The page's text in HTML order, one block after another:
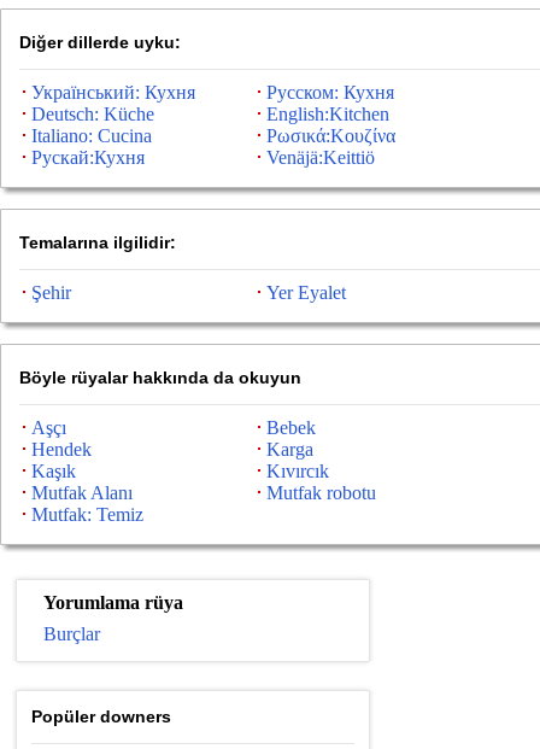
Diğer dillerde uyku:
Український: Кухня
Русском: Кухня
Deutsch: Küche
English:Kitchen
Italiano: Cucina
Ρωσικά:Κουζίνα
Рускай:Кухня
Venäjä:Keittiö
Temalarına ilgilidir:
Şehir Yer Eyalet
Böyle rüyalar hakkında da okuyun
Aşçı
Bebek
Hendek
Karga
Kaşık
Kıvırcık
Mutfak Alanı
Mutfak robotu
Mutfak: Temiz
Yorumlama rüya
Burçlar
Popüler downers